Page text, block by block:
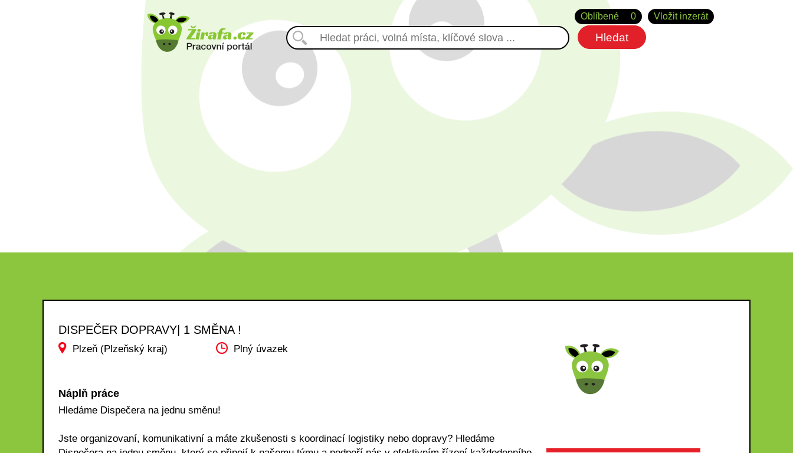
Vložit inzerát
Oblíbené 0
DISPEČER DOPRAVY| 1 SMĚNA !
Plzeň (Plzeňský kraj) Plný úvazek
Náplň práce
Hledáme Dispečera na jednu směnu!
Jste organizovaní, komunikativní a máte zkušenosti s koordinací logistiky nebo dopravy? Hledáme